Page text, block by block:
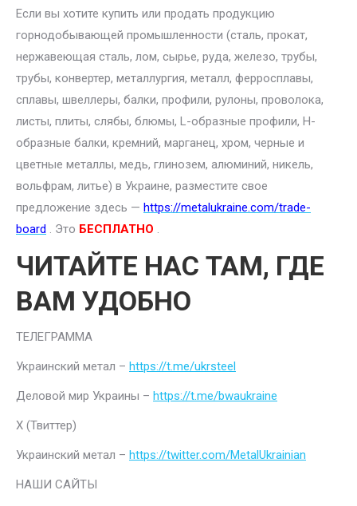
Если вы хотите купить или продать продукцию
горнодобывающей промышленности (сталь, прокат,
нержавеющая сталь, лом, сырье, руда, железо, трубы,
трубы, конвертер, металлургия, металл, ферросплавы,
сплавы, швеллеры, балки, профили, рулоны, проволока,
листы, плиты, слябы, блюмы, L-образные профили, H-
образные балки, кремний, марганец, хром, черные и
цветные металлы, медь, глинозем, алюминий, никель,
вольфрам, литье) в Украине, разместите свое
предложение здесь — https://metalukraine.com/trade-
board . Это БЕСПЛАТНО .
ЧИТАЙТЕ НАС ТАМ, ГДЕ
ВАМ УДОБНО
ТЕЛЕГРАММА
Украинский метал – https://t.me/ukrsteel
Деловой мир Украины – https://t.me/bwaukraine
Х (Твиттер)
Украинский метал – https://twitter.com/MetalUkrainian
НАШИ САЙТЫ